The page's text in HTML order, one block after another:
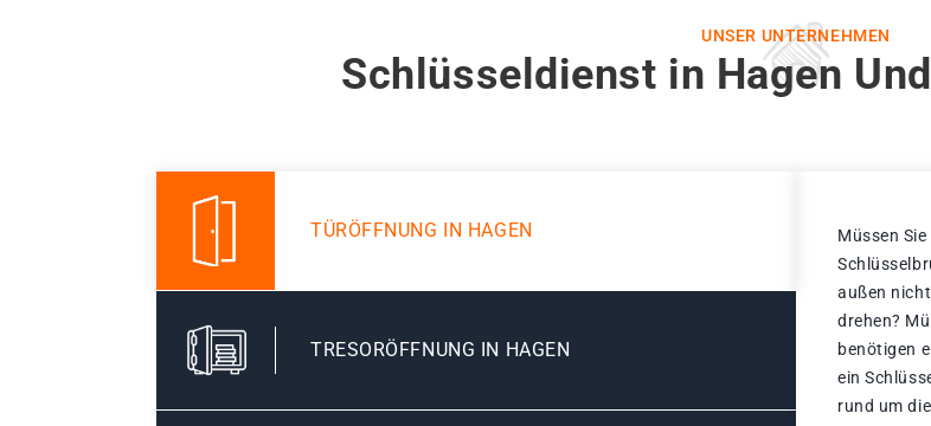
UNSER UNTERNEHMEN
Schlüsseldienst in Hagen
TÜRÖFFNUNG IN HAGEN
TRESORÖFFNUNG IN HAGEN
Müssen
außen
drehen?
benötigen
ein
rund um